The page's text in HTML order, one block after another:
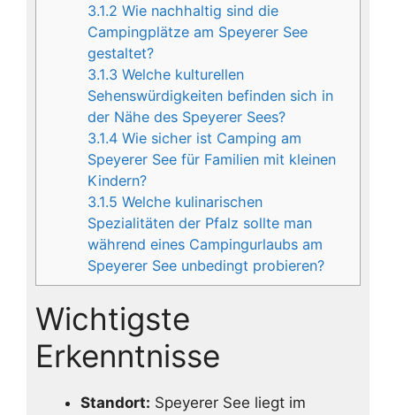
3.1.2 Wie nachhaltig sind die
Campingplätze am Speyerer See
gestaltet?
3.1.3 Welche kulturellen
Sehenswürdigkeiten befinden sich in
der Nähe des Speyerer Sees?
3.1.4 Wie sicher ist Camping am
Speyerer See für Familien mit kleinen
Kindern?
3.1.5 Welche kulinarischen
Spezialitäten der Pfalz sollte man
während eines Campingurlaubs am
Speyerer See unbedingt probieren?
Wichtigste
Erkenntnisse
Standort: Speyerer See liegt im